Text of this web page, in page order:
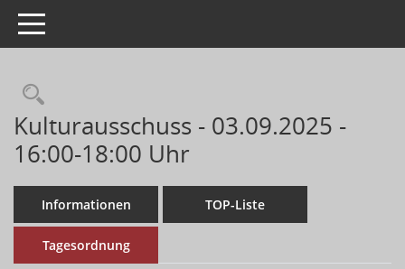
Toggle navigation
Kulturausschuss - 03.09.2025 -
16:00-18:00 Uhr
Informationen TOP-Liste
Tagesordnung